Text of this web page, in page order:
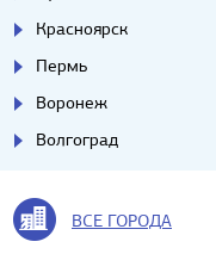
Красноярск
Пермь
Воронеж
Волгоград
ВСЕ ГОРОДА